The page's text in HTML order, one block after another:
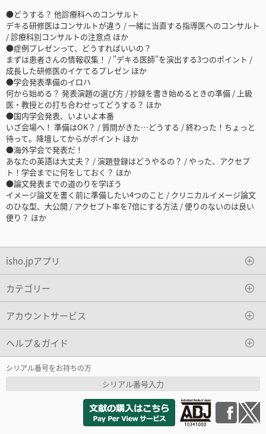
●どうする？ 他診療科へのコンサルト
デキる研修医はコンサルトが違う / 一緒に当直する指導医へのコンサルト
/ 診療科別コンサルトの注意点 ほか
●症例プレゼンって、どうすればいいの？
まずは患者さんの情報収集！ / ”デキる医師”を演出する3つのポイント /
成長した研修医のイケてるプレゼン ほか
●学会発表準備のイロハ
何から始める？ 発表演題の選び方 / 抄録を書き始めるときの準備 / 上級
医・教授との打ち合わせってどうする？ ほか
●国内学会発表、いよいよ本番
いざ会場へ！ 準備はOK？ / 質問がきた…どうする / 終わった！ちょっと
待って。降壇してからがポイント ほか
●海外学会で発表だ！
あなたの英語は大丈夫？ / 演題登録はどうやるの？ / やった、アクセプ
ト！学会までに何をしておく？ ほか
●論文発表までの道のりを学ぼう
イメージ論文を書く前に準備したい4つのこと / クリニカルイメージ論文
のひな型、大公開 / アクセプト率を7倍にする方法 / 便りのないのは良い
便り？ ほか
isho.jpアプリ
カテゴリー
アカウントサービス
ヘルプ＆ガイド
シリアル番号をお持ちの方
シリアル番号入力